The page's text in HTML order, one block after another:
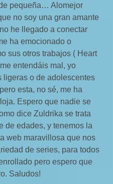
pequeña… Alomejor
no soy una gran amante
he llegado a conectar
ha emocionado o
sus otros trabajos ( Heart
entendáis mal, yo
ligeras o de adolescentes
esta, no sé, me ha
Espero que nadie se
dice Zuldrika se trata
de edades, y tenemos la
web maravillosa que nos
de series, para todos
pero espero que
Saludos!